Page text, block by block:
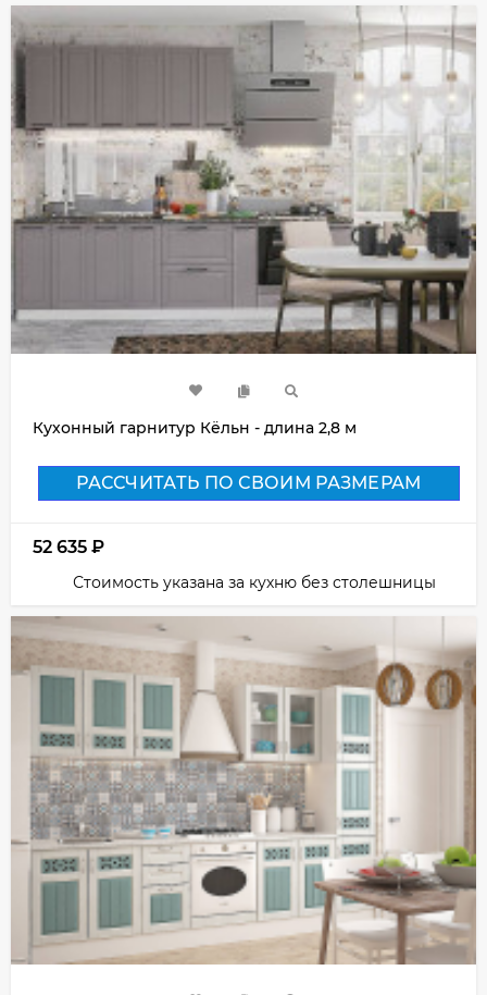
Кухонный гарнитур Кёльн - длина 2,8 м
РАССЧИТАТЬ ПО СВОИМ РАЗМЕРАМ
52 635 ₽
Стоимость указана за кухню без столешницы